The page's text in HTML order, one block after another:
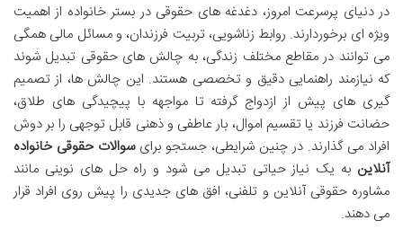
در دنیای پرسرعت امروز، دغدغه های حقوقی در بستر خانواده از اهمیت
ویژه ای برخوردارند. روابط زناشویی، تربیت فرزندان، و مسائل مالی همگی
می توانند در مقاطع مختلف زندگی، به چالش های حقوقی تبدیل شوند
که نیازمند راهنمایی دقیق و تخصصی هستند. این چالش ها، از تصمیم
گیری های پیش از ازدواج گرفته تا مواجهه با پیچیدگی های طلاق،
حضانت فرزند یا تقسیم اموال، بار عاطفی و ذهنی قابل توجهی را بر دوش
افراد می گذارند. در چنین شرایطی، جستجو برایسوالات حقوقی خانواده
آنلاین به یک نیاز حیاتی تبدیل می شود و راه حل های نوینی مانند
مشاوره حقوقی آنلاین و تلفنی، افق های جدیدی را پیش روی افراد قرار
می دهند.